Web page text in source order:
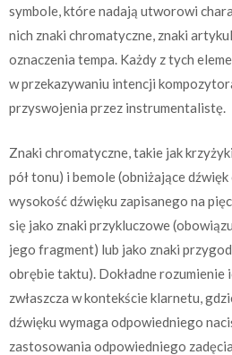
symbole, które nadają utworowi
nich znaki chromatyczne, znaki
oznaczenia tempa. Każdy z tych
w przekazywaniu intencji
przyswojenia przez instrumentalistę.
Znaki chromatyczne, takie jak
pół tonu) i bemole (obniżające
wysokość dźwięku zapisanego na
się jako znaki przykluczowe
jego fragment) lub jako znaki
obrębie taktu). Dokładne rozumienie
zwłaszcza w kontekście klarnetu,
dźwięku wymaga odpowiedniego
zastosowania odpowiedniego